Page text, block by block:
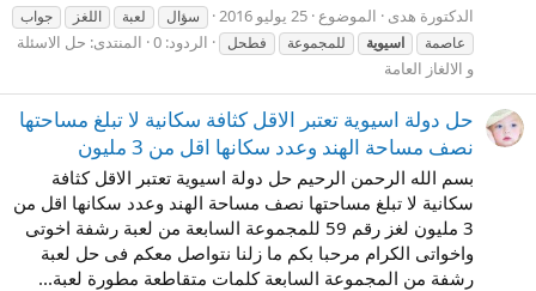
الدكتورة هدى الموضوع 25 يوليو 2016 سؤال لعبة اللغز
جواب
عاصمة
اسيوية للمجموعة فطحل الردود: 0 المنتدى: حل الاسئلة
و الالغاز العامة
حل دولة اسيوية تعتبر الاقل كثافة سكانية لا تبلغ مساحتها
نصف مساحة الهند وعدد سكانها اقل من 3 مليون
بسم الله الرحمن الرحيم حل دولة اسيوية تعتبر الاقل كثافة
سكانية لا تبلغ مساحتها نصف مساحة الهند وعدد سكانها اقل من
3 مليون لغز رقم 59 للمجموعة السابعة من لعبة رشفة اخوتى
واخواتى الكرام مرحبا بكم ما زلنا نتواصل معكم فى حل لعبة
رشفة من المجموعة السابعة كلمات متقاطعة مطورة لعبة...